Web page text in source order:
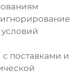
поставками и